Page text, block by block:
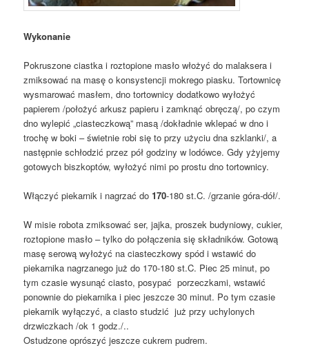
Wykonanie
Pokruszone ciastka i roztopione masło włożyć do malaksera i
zmiksować na masę o konsystencji mokrego piasku. Tortownicę
wysmarować masłem, dno tortownicy dodatkowo wyłożyć
papierem /położyć arkusz papieru i zamknąć obręczą/, po czym
dno wylepić „ciasteczkową” masą /dokładnie wklepać w dno i
trochę w boki – świetnie robi się to przy użyciu dna szklanki/, a
następnie schłodzić przez pół godziny w lodówce. Gdy yżyjemy
gotowych biszkoptów, wyłożyć nimi po prostu dno tortownicy.
Włączyć piekarnik i nagrzać do170-180 st.C. /grzanie góra-dół/.
W misie robota zmiksować ser, jajka, proszek budyniowy, cukier,
roztopione masło – tylko do połączenia się składników. Gotową
masę serową wyłożyć na ciasteczkowy spód i wstawić do
piekarnika nagrzanego już do 170-180 st.C. Piec 25 minut, po
tym czasie wysunąć ciasto, posypać porzeczkami, wstawić
ponownie do piekarnika i piec jeszcze 30 minut. Po tym czasie
piekarnik wyłączyć, a ciasto studzić już przy uchylonych
drzwiczkach /ok 1 godz./..
Ostudzone oprószyć jeszcze cukrem pudrem.